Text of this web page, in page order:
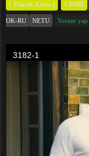
( Yüksek Kalite ) 1.PART
OK-RU NETU Yorum yap